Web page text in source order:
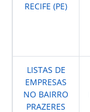
RECIFE (PE)
LISTAS DE
EMPRESAS
NO BAIRRO
PRAZERES